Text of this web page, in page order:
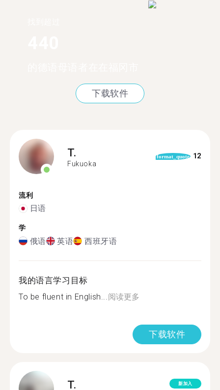
下载软件
T.
Fukuoka
format_quote 12
流利
日语
学
俄语 英语 西班牙语
我的语言学习目标
To be fluent in English... 阅读更多
下载软件
T. 新加入